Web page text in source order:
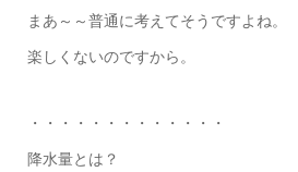
まあ～～普通に考えてそうですよね。
楽しくないのですから。
・・・・・・・・・・・・・
降水量とは？